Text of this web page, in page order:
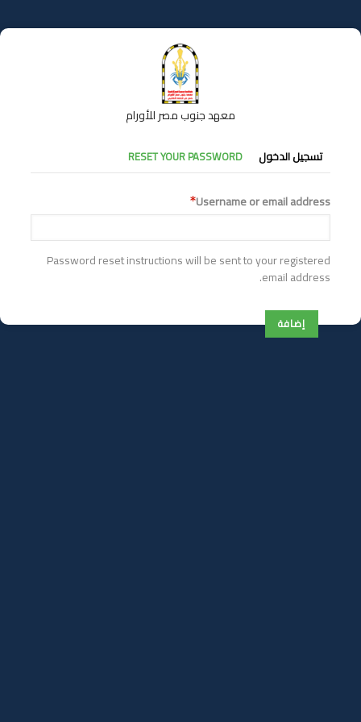
إلى
المحتوى
معهد جنوب مصر للأورام
التبويبات
الأساسية
تسجيل الدخول RESET YOUR PASSWORD
Username or email address
Password reset instructions will be sent to your registered
email address.